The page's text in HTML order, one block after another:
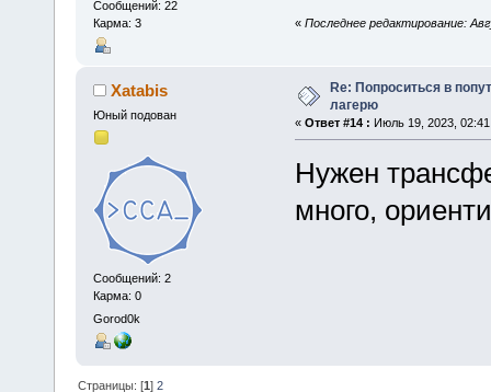
Сообщений: 22
Карма: 3
« Последнее редактирование:
Xatabis
Юный подован
Сообщений: 2
Карма: 0
Gorod0k
Re: Попроситься в
лагерю
« Ответ #14 : Июль 19, 2023,
Нужен
много,
Страницы: [1]2